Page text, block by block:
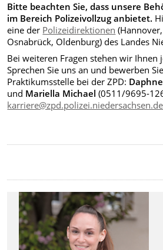
Bitte beachten Sie, dass unsere
im Bereich Polizeivollzug anbietet.
eine der Polizeidirektionen
Osnabrück, Oldenburg) des Landes
Bei weiteren Fragen stehen wir Ihnen
Sprechen Sie uns an und bewerben
Praktikumsstelle bei der ZPD:
und Mariella Michael (0511/9695-
karriere@zpd.polizei.niedersachsen.de